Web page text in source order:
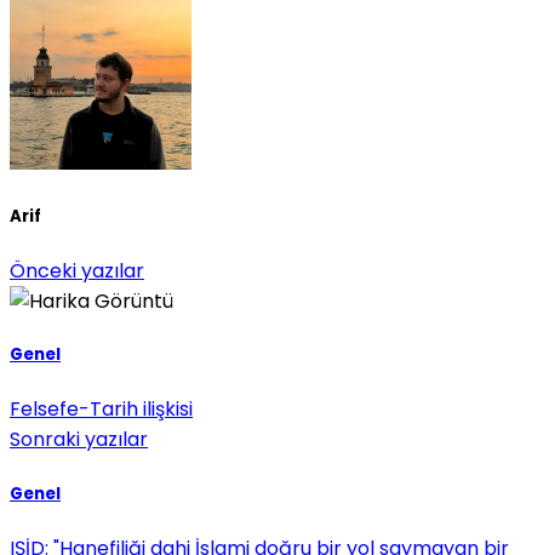
Arif
Önceki yazılar
Genel
Felsefe-Tarih ilişkisi
Sonraki yazılar
Genel
IŞİD: "Hanefiliği dahi İslami doğru bir yol saymayan bir